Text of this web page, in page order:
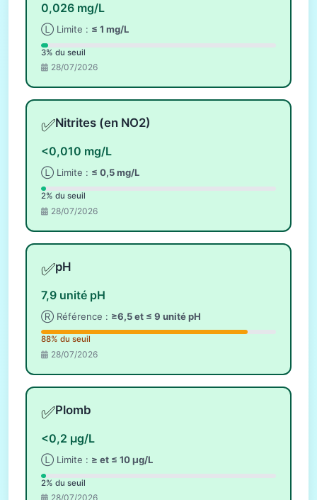
0,026 mg/L
Ⓛ Limite : ≤ 1 mg/L
3% du seuil
28/07/2026
✅Nitrites (en NO2)
<0,010 mg/L
Ⓛ Limite : ≤ 0,5 mg/L
2% du seuil
28/07/2026
✅pH
7,9 unité pH
Ⓡ Référence : ≥6,5 et ≤ 9 unité pH
88% du seuil
28/07/2026
✅Plomb
<0,2 µg/L
Ⓛ Limite : ≥ et ≤ 10 µg/L
2% du seuil
28/07/2026